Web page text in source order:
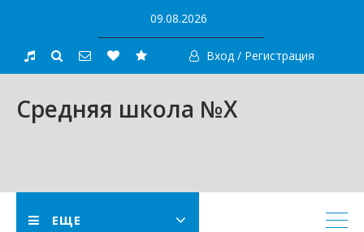
content
09.08.2026
Вход / Регистрация
Средняя школа №X
ЕЩЕ